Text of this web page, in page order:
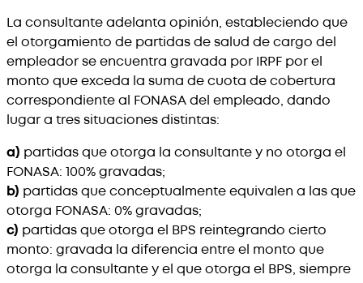
La consultante adelanta opinión, estableciendo que
el otorgamiento de partidas de salud de cargo del
empleador se encuentra gravada por IRPF por el
monto que exceda la suma de cuota de cobertura
correspondiente al FONASA del empleado, dando
lugar a tres situaciones distintas:
a) partidas que otorga la consultante y no otorga el
FONASA: 100% gravadas;
b) partidas que conceptualmente equivalen a las que
otorga FONASA: 0% gravadas;
c) partidas que otorga el BPS reintegrando cierto
monto: gravada la diferencia entre el monto que
otorga la consultante y el que otorga el BPS, siempre